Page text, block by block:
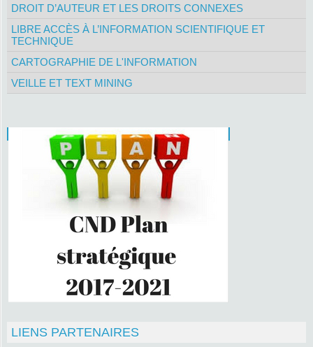
DROIT D’AUTEUR ET LES DROITS CONNEXES
LIBRE ACCÈS À L’INFORMATION SCIENTIFIQUE ET
TECHNIQUE
CARTOGRAPHIE DE L'INFORMATION
VEILLE ET TEXT MINING
LIENS PARTENAIRES